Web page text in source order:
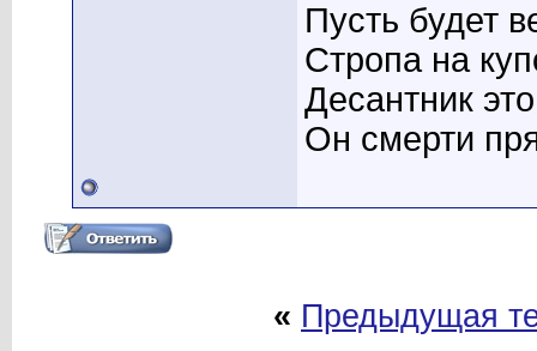
Пусть будет
Стропа на
Десантник
Он смерти
« Предыдущая